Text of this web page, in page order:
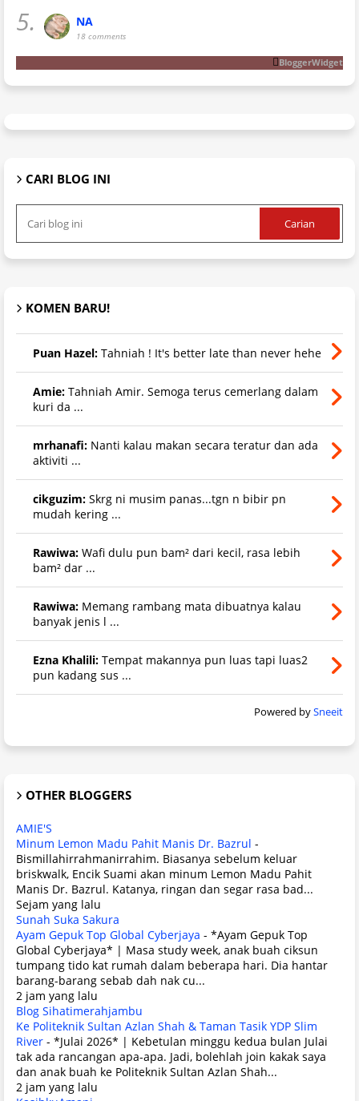
5. NA
18 comments
BloggerWidget
CARI BLOG INI
KOMEN BARU!
Puan Hazel: Tahniah ! It's better late than never hehe
Amie: Tahniah Amir. Semoga terus cemerlang dalam
kuri da ...
mrhanafi: Nanti kalau makan secara teratur dan ada
aktiviti ...
cikguzim: Skrg ni musim panas...tgn n bibir pn
mudah kering ...
Rawiwa: Wafi dulu pun bam² dari kecil, rasa lebih
bam² dar ...
Rawiwa: Memang rambang mata dibuatnya kalau
banyak jenis l ...
Ezna Khalili: Tempat makannya pun luas tapi luas2
pun kadang sus ...
Powered bySneeit
OTHER BLOGGERS
AMIE'S
Minum Lemon Madu Pahit Manis Dr. Bazrul -
Bismillahirrahmanirrahim. Biasanya sebelum keluar
briskwalk, Encik Suami akan minum Lemon Madu Pahit
Manis Dr. Bazrul. Katanya, ringan dan segar rasa bad...
Sejam yang lalu
Sunah Suka Sakura
Ayam Gepuk Top Global Cyberjaya - *Ayam Gepuk Top
Global Cyberjaya* | Masa study week, anak buah ciksun
tumpang tido kat rumah dalam beberapa hari. Dia hantar
barang-barang sebab dah nak cu...
2 jam yang lalu
Blog Sihatimerahjambu
Ke Politeknik Sultan Azlan Shah & Taman Tasik YDP Slim
River - *Julai 2026* | Kebetulan minggu kedua bulan Julai
tak ada rancangan apa-apa. Jadi, bolehlah join kakak saya
dan anak buah ke Politeknik Sultan Azlan Shah...
2 jam yang lalu